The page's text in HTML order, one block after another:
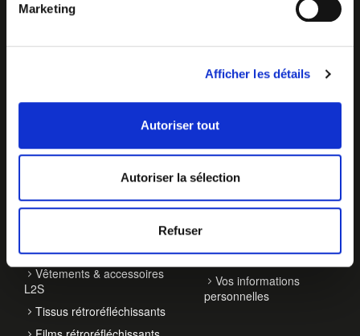
Marketing
Afficher les détails
Autoriser tout
Autoriser la sélection
Refuser
Accessoires de
EPI haute visibilité
Vêtements & accessoires
L2S
Tissus rétroréfléchissants
Contact
Développement durable
Vos informations
personnelles